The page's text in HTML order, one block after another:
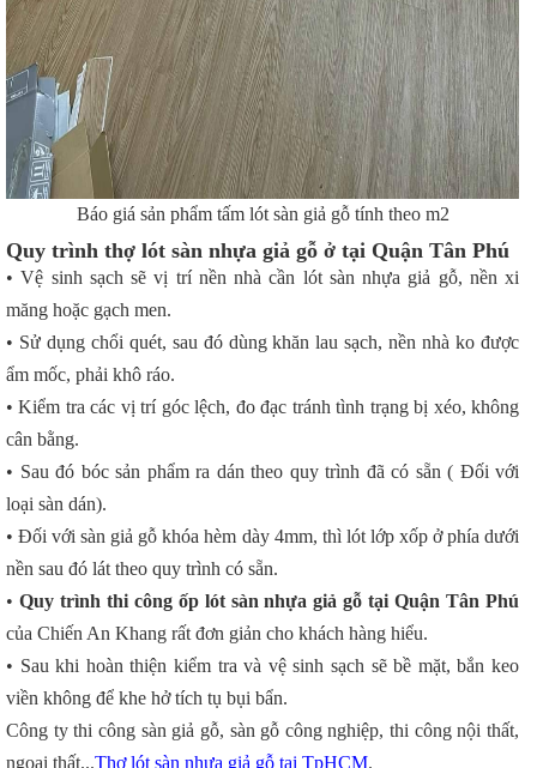
Báo giá sản phẩm tấm lót sàn giả gỗ tính theo m2
Quy trình thợ lót sàn nhựa giả gỗ ở tại Quận Tân Phú
• Vệ sinh sạch sẽ vị trí nền nhà cần lót sàn nhựa giả gỗ, nền xi
măng hoặc gạch men.
• Sử dụng chổi quét, sau đó dùng khăn lau sạch, nền nhà ko được
ẩm mốc, phải khô ráo.
• Kiểm tra các vị trí góc lệch, đo đạc tránh tình trạng bị xéo, không
cân bằng.
• Sau đó bóc sản phẩm ra dán theo quy trình đã có sẵn ( Đối với
loại sàn dán).
• Đối với sàn giả gỗ khóa hèm dày 4mm, thì lót lớp xốp ở phía dưới
nền sau đó lát theo quy trình có sẵn.
• Quy trình thi công ốp lót sàn nhựa giả gỗ tại Quận Tân Phú
của Chiến An Khang rất đơn giản cho khách hàng hiểu.
• Sau khi hoàn thiện kiểm tra và vệ sinh sạch sẽ bề mặt, bắn keo
viền không để khe hở tích tụ bụi bẩn.
Công ty thi công sàn giả gỗ, sàn gỗ công nghiệp, thi công nội thất,
ngoại thất...Thợ lót sàn nhựa giả gỗ tại TpHCM.